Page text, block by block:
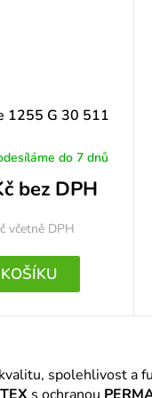
1255 G 30 511
do 7 dnů
bez DPH
včetně DPH
v
spolehlivost a
s ochranou